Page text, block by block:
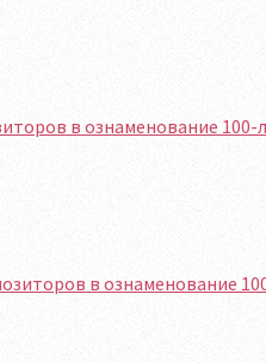
в ознаменование 100-